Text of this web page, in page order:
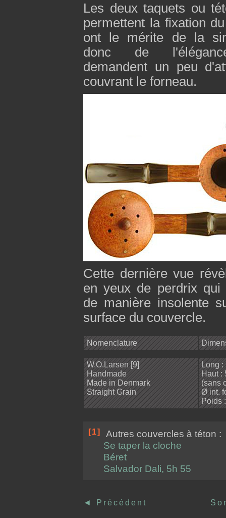
Les deux taquets ou
permettent la fixation
ont le mérite de la
donc de
demandent un peu
couvrant le forneau.
Cette dernière vue
en yeux de perdrix qui
de manière insolente
surface du couvercle.
Nomenclature
W.O.Larsen [9]
Handmade
Made in Denmark
Straight Grain
Long :
Haut :
(sans
Ø int.
Poids
[1]
Autres couvercles à téton :
Se taper la cloche
Béret
Salvador Dali, 5h 55
◄ Précédent